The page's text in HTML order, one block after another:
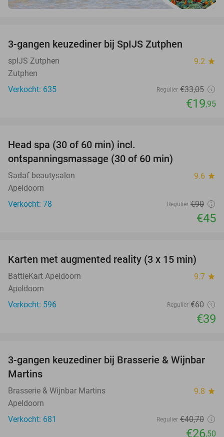
3-gangen keuzediner bij SpIJS Zutphen
spIJS Zutphen 9.2 star
Zutphen
Verkocht: 635
Regulier €33,05
€19,95
Head spa (30 of 60 min) incl.
ontspanningsmassage (30 of 60 min)
Sadaf beautysalon 9.6 star
Apeldoorn
Verkocht: 78
Regulier €90
€45
35%
Karten met augmented reality (3 x 15 min)
BattleKart Apeldoorn 9.7 star
Apeldoorn
Verkocht: 596
Regulier €60
€39
35%
3-gangen keuzediner bij Brasserie & Wijnbar
Martins
Brasserie & Wijnbar Martins 9.8 star
Apeldoorn
Verkocht: 681
Regulier €40,70
€26,50